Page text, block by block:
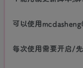
可以使用mcdasheng
每次使用需要开启/